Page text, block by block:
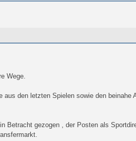
Wege.
aus den letzten Spielen sowie den beinahe
Betracht gezogen , der Posten als